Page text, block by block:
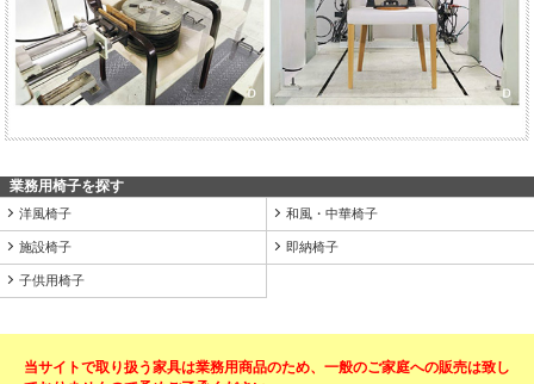
業務用椅子を探す
洋風椅子 和風・中華椅子
施設椅子 即納椅子
子供用椅子
当サイトで取り扱う家具は業務用商品のため、一般のご家庭への販売は致し